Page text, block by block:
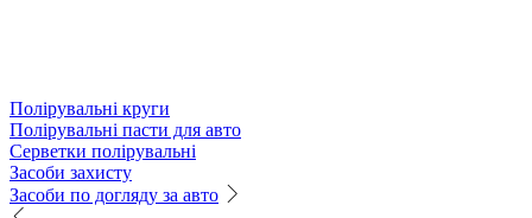
Полірувальні круги
Полірувальні пасти для авто
Серветки полірувальні
Засоби захисту
Засоби по догляду за авто